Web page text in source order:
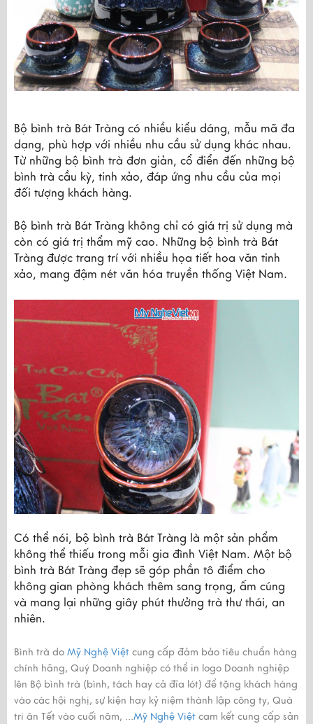
Bộ bình trà Bát Tràng có nhiều kiểu dáng, mẫu mã đa
dạng, phù hợp với nhiều nhu cầu sử dụng khác nhau.
Từ những bộ bình trà đơn giản, cổ điển đến những bộ
bình trà cầu kỳ, tinh xảo, đáp ứng nhu cầu của mọi
đối tượng khách hàng.
Bộ bình trà Bát Tràng không chỉ có giá trị sử dụng mà
còn có giá trị thẩm mỹ cao. Những bộ bình trà Bát
Tràng được trang trí với nhiều họa tiết hoa văn tinh
xảo, mang đậm nét văn hóa truyền thống Việt Nam.
Có thể nói, bộ bình trà Bát Tràng là một sản phẩm
không thể thiếu trong mỗi gia đình Việt Nam. Một bộ
bình trà Bát Tràng đẹp sẽ góp phần tô điểm cho
không gian phòng khách thêm sang trọng, ấm cúng
và mang lại những giây phút thưởng trà thư thái, an
nhiên.
Bình trà do Mỹ Nghệ Việt cung cấp đảm bảo tiêu chuẩn hàng
chính hãng, Quý Doanh nghiệp có thể in logo Doanh nghiệp
lên Bộ bình trà (bình, tách hay cả đĩa lót) để tặng khách hàng
vào các hội nghị, sự kiện hay kỷ niệm thành lập công ty, Quà
tri ân Tết vào cuối năm, ...Mỹ Nghệ Việt cam kết cung cấp sản